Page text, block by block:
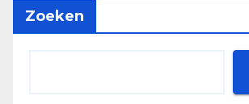
Zoeken